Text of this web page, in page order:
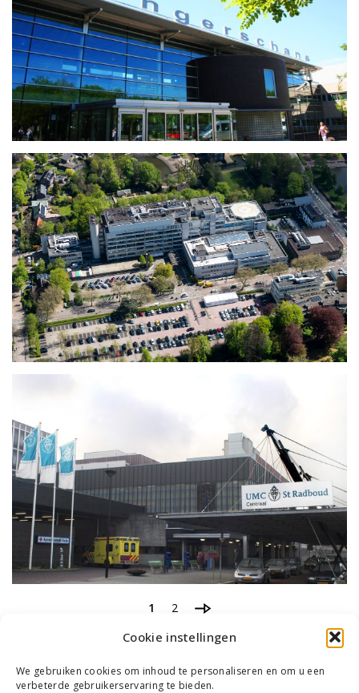
Cookie instellingen
We gebruiken cookies om inhoud te personaliseren en om u een
verbeterde gebruikerservaring te bieden.
1 2
WIE WE ZIJN ONS TEAM